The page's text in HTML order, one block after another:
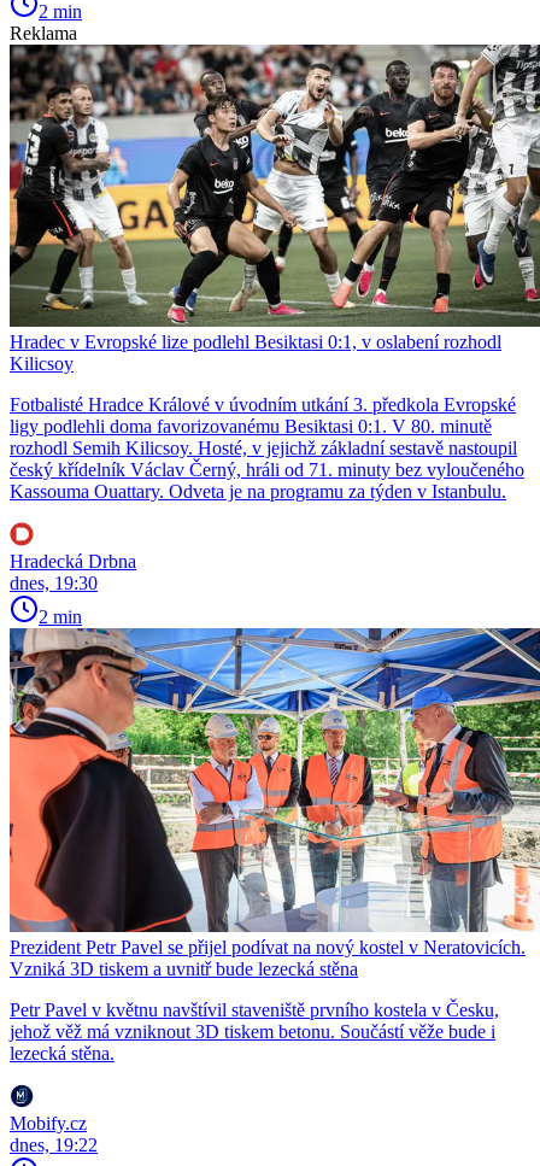
2 min
Reklama
Hradec v Evropské lize podlehl Besiktasi 0:1, v oslabení rozhodl
Kilicsoy
Fotbalisté Hradce Králové v úvodním utkání 3. předkola Evropské
ligy podlehli doma favorizovanému Besiktasi 0:1. V 80. minutě
rozhodl Semih Kilicsoy. Hosté, v jejichž základní sestavě nastoupil
český křídelník Václav Černý, hráli od 71. minuty bez vyloučeného
Kassouma Ouattary. Odveta je na programu za týden v Istanbulu.
Hradecká Drbna
dnes, 19:30
2 min
Prezident Petr Pavel se přijel podívat na nový kostel v Neratovicích.
Vzniká 3D tiskem a uvnitř bude lezecká stěna
Petr Pavel v květnu navštívil staveniště prvního kostela v Česku,
jehož věž má vzniknout 3D tiskem betonu. Součástí věže bude i
lezecká stěna.
Mobify.cz
dnes, 19:22